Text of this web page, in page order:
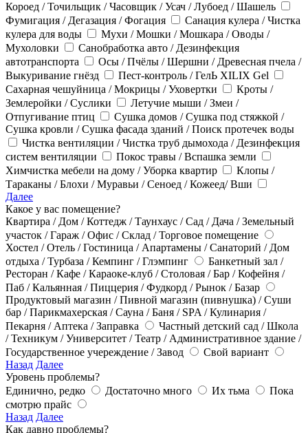
Короед / Точильщик / Часовщик / Усач / Лубоед / Шашель
Фумигация / Дегазация / Фогация
Санация кулера / Чистка
кулера для воды
Мухи / Мошки / Мошкара / Оводы /
Мухоловки
Санобработка авто / Дезинфекция
автотранспорта
Осы / Пчёлы / Шершни / Древесная пчела /
Выкуривание гнёзд
Пест-контроль / ГелЬ XILIX Gel
Сахарная чешуйница / Мокрицы / Уховертки
Кроты /
Землеройки / Суслики
Летучие мыши / Змеи /
Отпугивание птиц
Сушка домов / Сушка под стяжкой /
Сушка кровли / Сушка фасада зданий / Поиск протечек воды
Чистка вентиляции / Чистка труб дымохода / Дезинфекция
систем вентиляции
Покос травы / Вспашка земли
Химчистка мебели на дому / Уборка квартир
Клопы /
Тараканы / Блохи / Муравьи / Сеноед / Кожеед/ Вши
Далее
Какое у вас помещение?
Квартира / Дом / Коттедж / Таунхаус / Сад / Дача / Земельный
участок / Гараж / Офис / Склад / Торговое помещение
Хостел / Отель / Гостиница / Апартамены / Санаторий / Дом
отдыха / Турбаза / Кемпинг / Глэмпинг
Банкетный зал /
Ресторан / Кафе / Караоке-клуб / Столовая / Бар / Кофейня /
Паб / Кальянная / Пиццерия / Фудкорд / Рынок / Базар
Продуктовый магазин / Пивной магазин (пивнушка) / Суши
бар / Парикмахерская / Сауна / Баня / SPA / Кулинария /
Пекарня / Аптека / Заправка
Частный детский сад / Школа
/ Техникум / Университет / Театр / Административное здание /
Государственное учереждение / Завод
Свой вариант
Назад Далее
Уровень проблемы?
Единично, редко
Достаточно много Их тьма
Пока
смотрю прайс
Назад Далее
Как давно проблемы?